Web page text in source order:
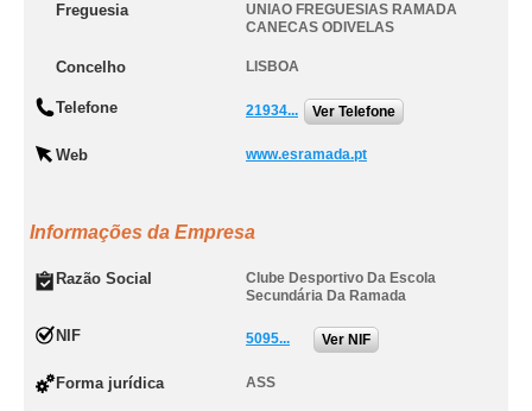
Freguesia
UNIAO FREGUESIAS RAMADA
CANECAS ODIVELAS
Concelho LISBOA
Telefone 21934... Ver Telefone
Web www.esramada.pt
Informações da Empresa
Razão Social
Clube Desportivo Da Escola
Secundária Da Ramada
NIF 5095... Ver NIF
Forma jurídica ASS